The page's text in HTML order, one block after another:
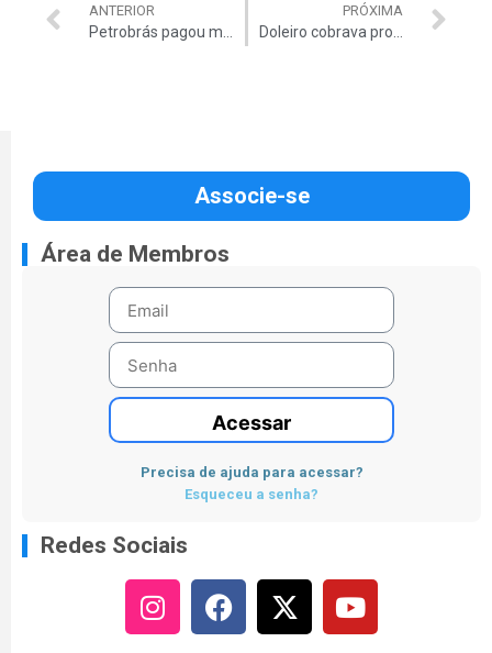
ANTERIOR PRÓXIMA
Associe-se
Área de Membros
Acessar
Precisa de ajuda para acessar?
Esqueceu a senha?
Redes Sociais